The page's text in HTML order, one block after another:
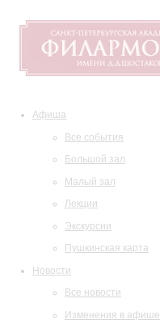
Афиша
Все события
Большой зал
Малый зал
Лекции
Экскурсии
Пушкинская карта
Новости
Все новости
Изменения в афише